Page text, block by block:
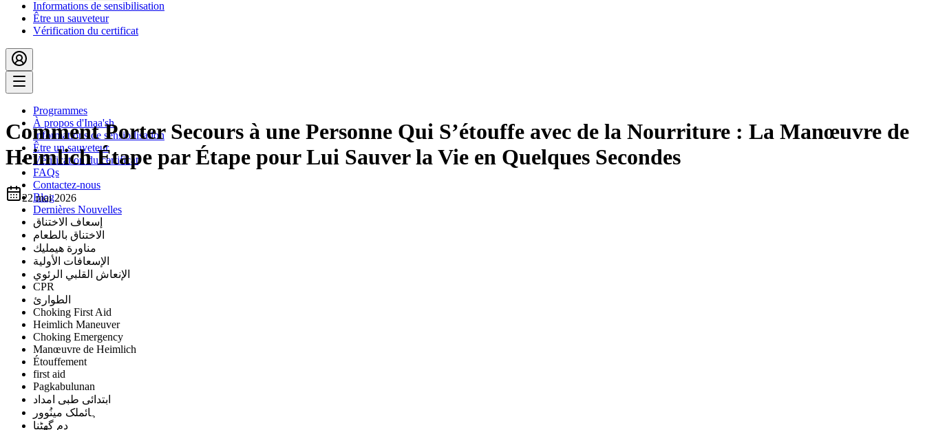
Informations de sensibilisation
Être un sauveteur
Vérification du certificat
Programmes
À propos d'Inaa'sh
Informations de sensibilisation
Être un sauveteur
Vérification du certificat
FAQs
Contactez-nous
Blog
Dernières Nouvelles
Comment Porter Secours à une Personne Qui S’étouffe avec de la Nourriture : La Manœuvre de
Heimlich Étape par Étape pour Lui Sauver la Vie en Quelques Secondes
22 mai 2026
إسعاف الاختناق
الاختناق بالطعام
مناورة هيمليك
الإسعافات الأولية
الإنعاش القلبي الرئوي
CPR
الطوارئ
Choking First Aid
Heimlich Maneuver
Choking Emergency
Manœuvre de Heimlich
Étouffement
first aid
Pagkabulunan
ابتدائی طبی امداد
ہائملک مینُوور
دم گھٹنا